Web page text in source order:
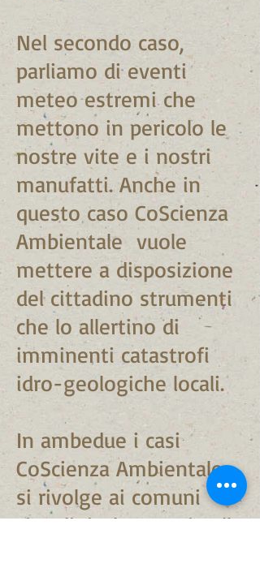
Nel secondo caso,
parliamo di eventi
meteo estremi che
mettono in pericolo le
nostre vite e i nostri
manufatti. Anche in
questo caso CoScienza
Ambientale vuole
mettere a disposizione
del cittadino strumenti
che lo allertino di
imminenti catastrofi
idro-geologiche locali.
In ambedue i casi
CoScienza Ambientale
si rivolge ai comuni
cittadini, che, grazie alla